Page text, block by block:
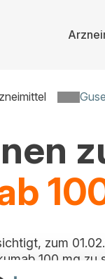
zum
100 mg zu